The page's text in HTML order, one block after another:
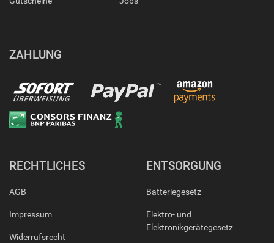
ZAHLUNG
RECHTLICHES
AGB
Impressum
Widerrufsrecht
ENTSORGUNG
Batteriegesetz
Elektro- und
Elektronikgerätegesetz